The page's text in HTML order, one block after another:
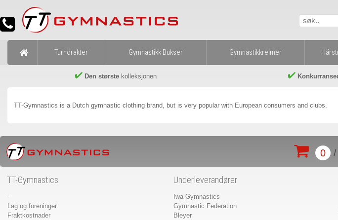
Turndrakter Gymnastikk Bukser Gymnastikkreimer
Den størstekolleksjonen
TT-Gymnastics is a Dutch gymnastic clothing brand, but is very popular with European consumers and clubs.
0 /
TT-Gymnastics
-
Lag og foreninger
Fraktkostnader
Underleverandører
Iwa Gymnastics
Gymnastic Federation
Bleyer